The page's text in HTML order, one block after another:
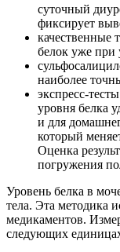
суточный
фиксирует
качественные
белок уже при
наиболее
экспресс-
уровня белка
и для
который
Оценка
погружения
Уровень белка в
тела. Эта методика
медикаментов.
следующих